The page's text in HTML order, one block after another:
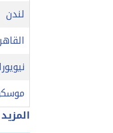
لندن
المزيد